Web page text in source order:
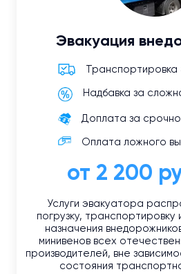
Эвакуация
Надбавка за
Доплата за
Оплата ложного
от 2 200
Услуги эвакуатора
погрузку, транспортировку
назначения
минивенов всех
производителей, вне
состояния